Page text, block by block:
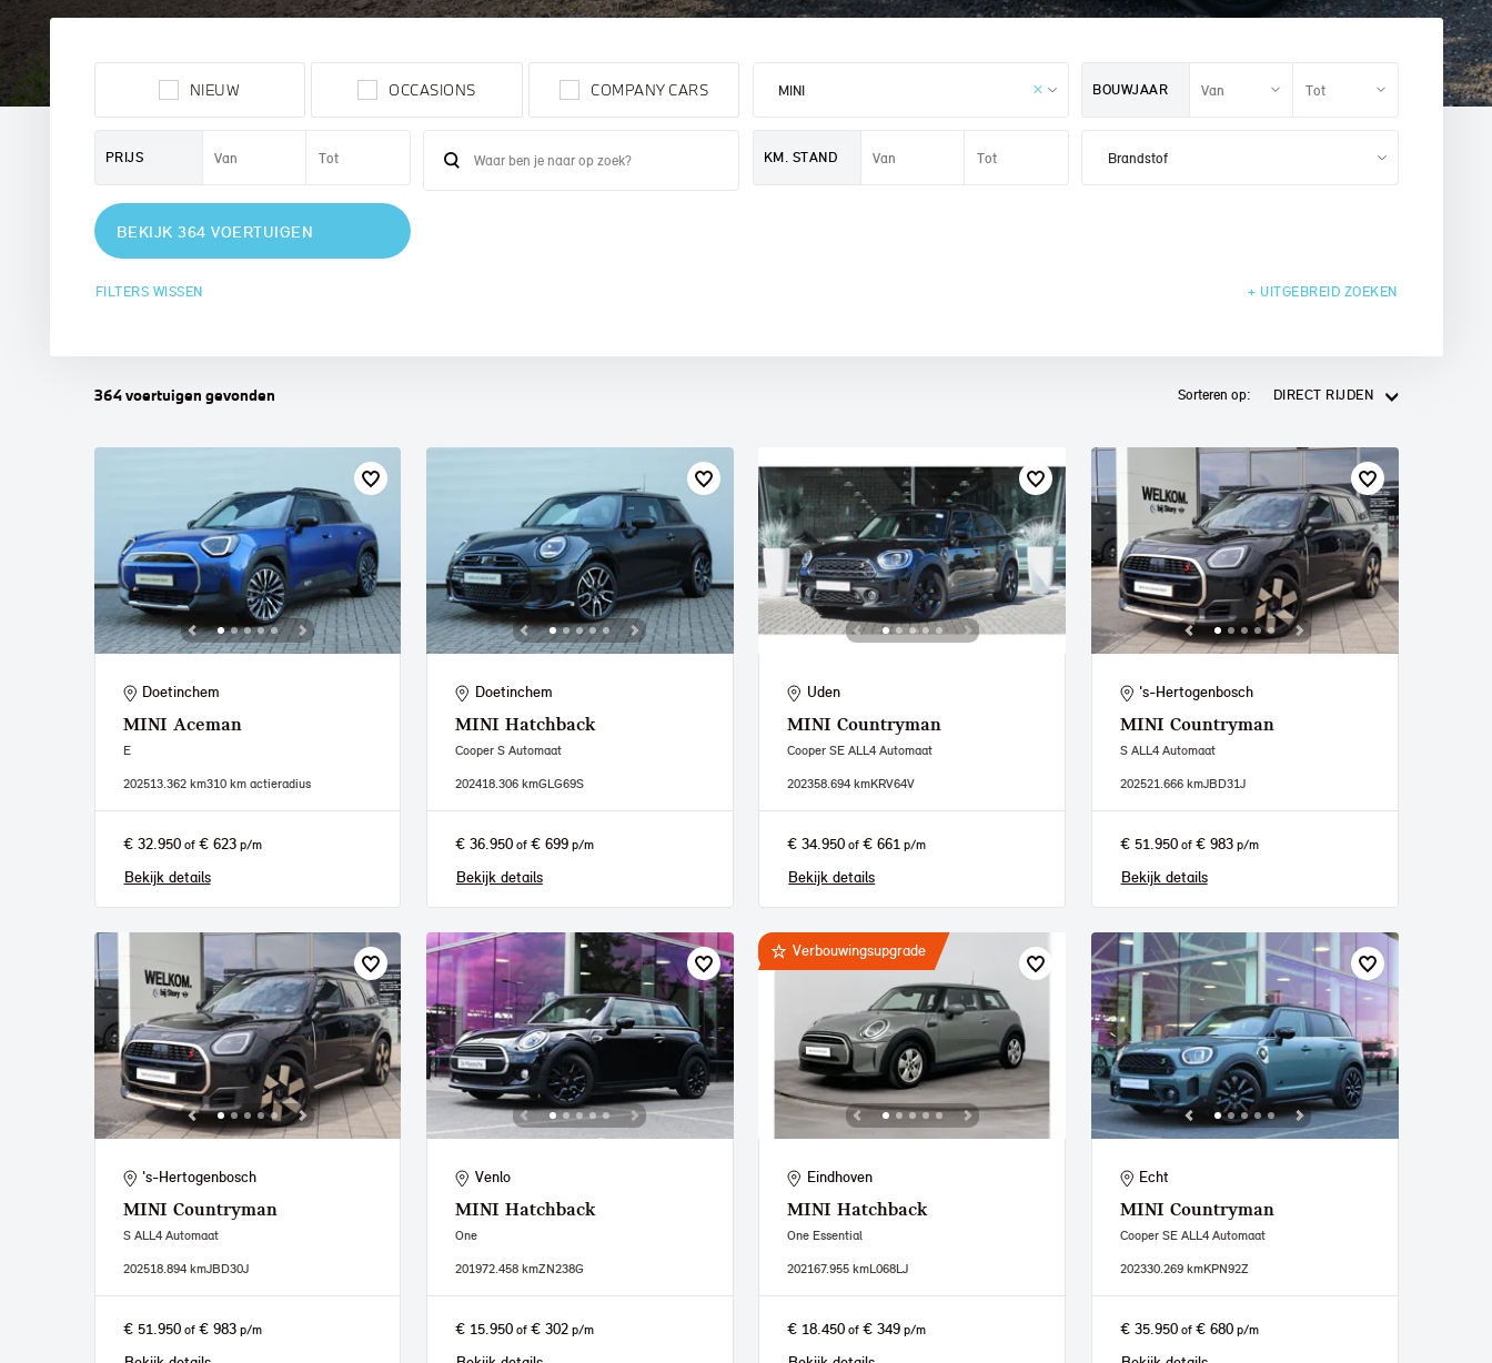
NIEUW OCCASIONS COMPANY CARS BOUWJAAR
PRIJS KM. STAND
BEKIJK 364 VOERTUIGEN
FILTERS WISSEN + UITGEBREID ZOEKEN
364voertuigen gevonden Sorteren op: DIRECT RIJDEN
Doetinchem
MINI Aceman
E
202513.362 km310 km actieradius
€ 32.950of € 623p/m
Bekijk details
Doetinchem
MINI Hatchback
Cooper S Automaat
202418.306 kmGLG69S
€ 36.950of € 699p/m
Bekijk details
Uden
MINI Countryman
Cooper SE ALL4 Automaat
202358.694 kmKRV64V
€ 34.950 of€ 661 p/m
Bekijk details
's-Hertogenbosch
MINI Countryman
S ALL4 Automaat
202521.666 kmJBD31J
€ 51.950of € 983p/m
Bekijk details
's-Hertogenbosch
MINI Countryman
S ALL4 Automaat
202518.894 kmJBD30J
€ 51.950of € 983p/m
Venlo
MINI Hatchback
One
201972.458 kmZN238G
€ 15.950of € 302p/m
Verbouwingsupgrade
Eindhoven
MINI Hatchback
One Essential
202167.955 kmL068LJ
€ 18.450 of€ 349 p/m
Echt
MINI Countryman
Cooper SE ALL4 Automaat
202330.269 kmKPN92Z
€ 35.950of € 680p/m